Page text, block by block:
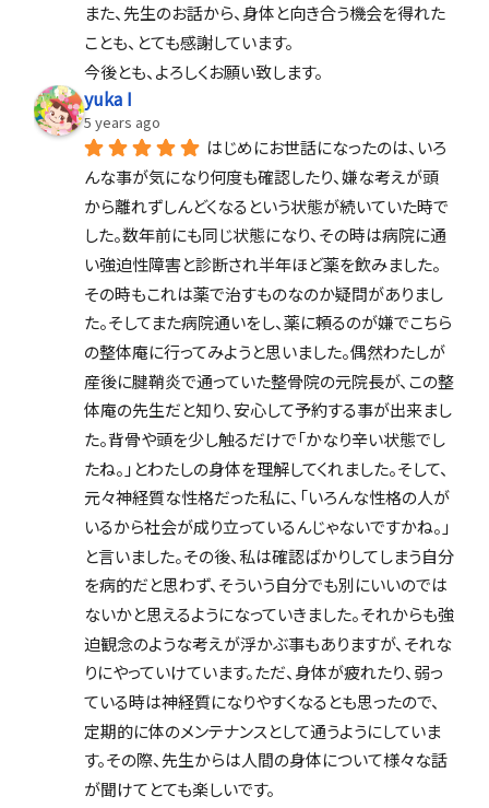
また、先生のお話から、身体と向き合う機会を得れた
ことも、とても感謝しています。
今後とも、よろしくお願い致します。
yuka I
5 years ago
はじめにお世話になったのは、いろ
んな事が気になり何度も確認したり、嫌な考えが頭
から離れずしんどくなるという状態が続いていた時で
した。数年前にも同じ状態になり、その時は病院に通
い強迫性障害と診断され半年ほど薬を飲みました。
その時もこれは薬で治すものなのか疑問がありまし
た。そしてまた病院通いをし、薬に頼るのが嫌でこちら
の整体庵に行ってみようと思いました。偶然わたしが
産後に腱鞘炎で通っていた整骨院の元院長が、この整
体庵の先生だと知り、安心して予約する事が出来まし
た。背骨や頭を少し触るだけで「かなり辛い状態でし
たね。」とわたしの身体を理解してくれました。そして、
元々神経質な性格だった私に、「いろんな性格の人が
いるから社会が成り立っているんじゃないですかね。」
と言いました。その後、私は確認ばかりしてしまう自分
を病的だと思わず、そういう自分でも別にいいのでは
ないかと思えるようになっていきました。それからも強
迫観念のような考えが浮かぶ事もありますが、それな
りにやっていけています。ただ、身体が疲れたり、弱っ
ている時は神経質になりやすくなるとも思ったので、
定期的に体のメンテナンスとして通うようにしていま
す。その際、先生からは人間の身体について様々な話
が聞けてとても楽しいです。